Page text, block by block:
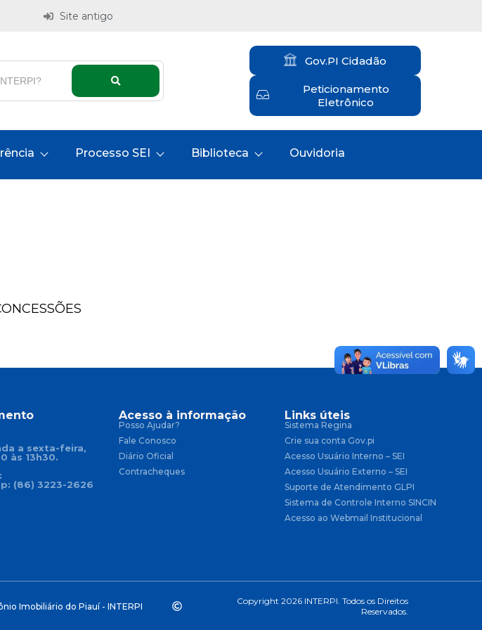
Site antigo
Gov.PI Cidadão
Peticionamento
Eletrônico
Processo SEI Biblioteca Ouvidoria
a sexta-feira,
às 13h30.
(86) 3223-2626
Acesso à informação
Posso Ajudar?
Fale Conosco
Diário Oficial
Contracheques
Links úteis
Sistema Regina
Crie sua conta Gov.pi
Acesso Usuário Interno – SEI
Acesso Usuário Externo – SEI
Suporte de Atendimento GLPI
Sistema de Controle Interno SINCIN
Acesso ao Webmail Institucional
Imobiliário do Piauí - INTERPI
Copyright 2026 INTERPI. Todos os Direitos
Reservados.